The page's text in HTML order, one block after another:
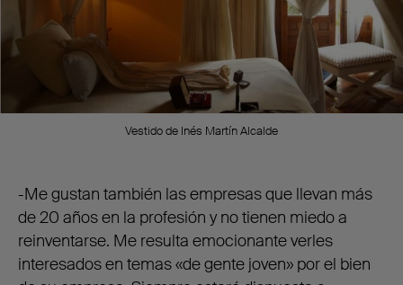
Vestido de Inés Martín Alcalde
-Me gustan también las empresas que llevan más
de 20 años en la profesión y no tienen miedo a
reinventarse. Me resulta emocionante verles
interesados en temas «de gente joven» por el bien